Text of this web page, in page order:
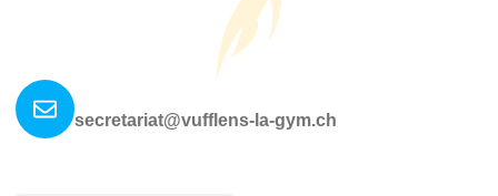
secretariat@vufflens-la-gym.ch